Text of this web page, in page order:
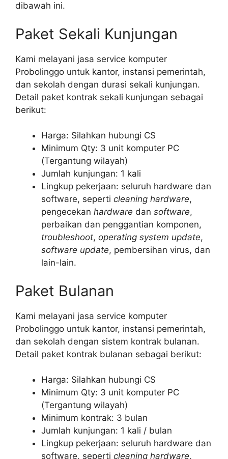
dibawah ini.
Paket Sekali Kunjungan
Kami melayani jasa service komputer
Probolinggo untuk kantor, instansi pemerintah,
dan sekolah dengan durasi sekali kunjungan.
Detail paket kontrak sekali kunjungan sebagai
berikut:
Harga: Silahkan hubungi CS
Minimum Qty: 3 unit komputer PC
(Tergantung wilayah)
Jumlah kunjungan: 1 kali
Lingkup pekerjaan: seluruh hardware dan
software, seperti cleaning hardware,
pengecekan hardware dan software,
perbaikan dan penggantian komponen,
troubleshoot, operating system update,
software update, pembersihan virus, dan
lain-lain.
Paket Bulanan
Kami melayani jasa service komputer
Probolinggo untuk kantor, instansi pemerintah,
dan sekolah dengan sistem kontrak bulanan.
Detail paket kontrak bulanan sebagai berikut:
Harga: Silahkan hubungi CS
Minimum Qty: 3 unit komputer PC
(Tergantung wilayah)
Minimum kontrak: 3 bulan
Jumlah kunjungan: 1 kali / bulan
Lingkup pekerjaan: seluruh hardware dan
software, seperti cleaning hardware,